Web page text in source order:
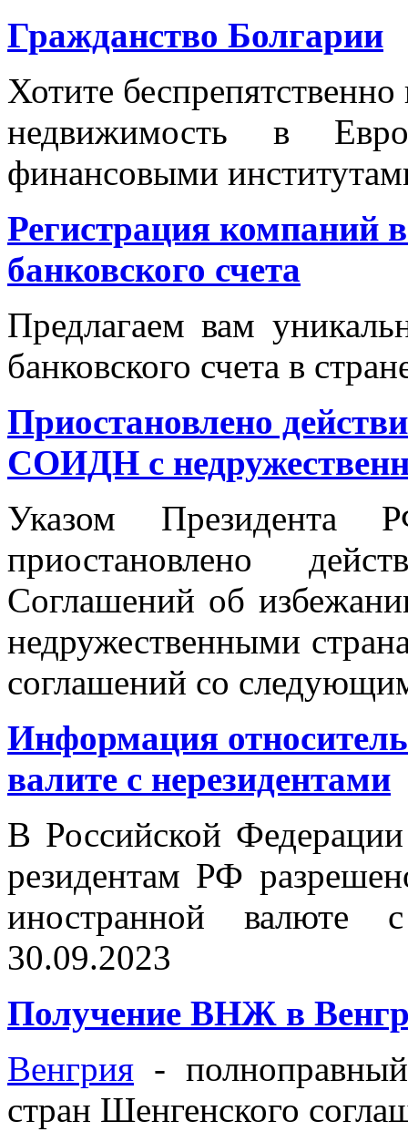
Гражданство Болгарии
Хотите
недвижимость в
финансовыми
Регистрация компаний
банковского счета
Предлагаем вам
банковского счета в
Приостановлено
СОИДН с
Указом
приостановлено
Соглашений об
недружественными
соглашений со
Информация
валите с нерезидентами
В Российской
резидентам РФ
иностранной валюте
30.09.2023
Получение ВНЖ в
Венгрия -
стран Шенгенского